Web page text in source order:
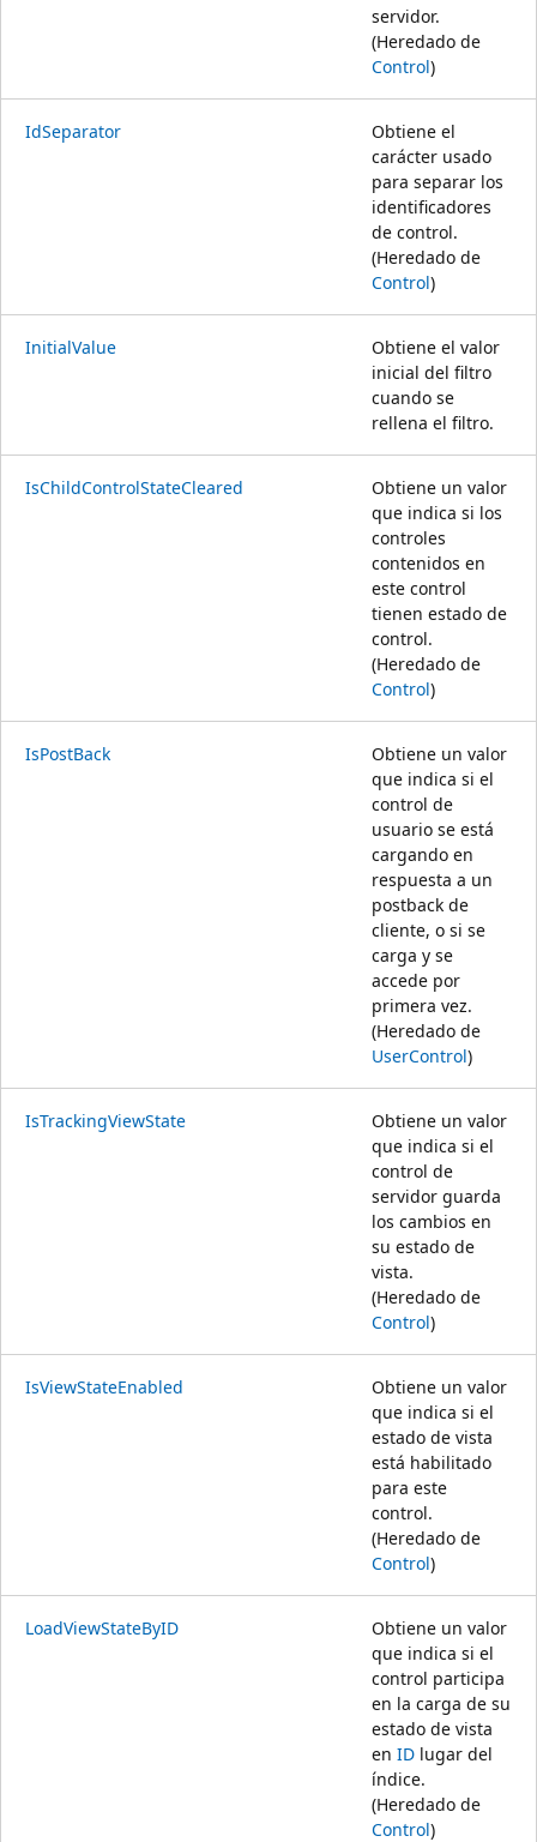
servidor.
(Heredado de
Control)
IdSeparator
Obtiene el
carácter usado
para separar los
identificadores
de control.
(Heredado de
Control)
InitialValue
Obtiene el valor
inicial del filtro
cuando se
rellena el filtro.
IsChildControlStateCleared
Obtiene un valor
que indica si los
controles
contenidos en
este control
tienen estado de
control.
(Heredado de
Control)
IsPostBack
Obtiene un valor
que indica si el
control de
usuario se está
cargando en
respuesta a un
postback de
cliente, o si se
carga y se
accede por
primera vez.
(Heredado de
UserControl)
IsTrackingViewState
Obtiene un valor
que indica si el
control de
servidor guarda
los cambios en
su estado de
vista.
(Heredado de
Control)
IsViewStateEnabled
Obtiene un valor
que indica si el
estado de vista
está habilitado
para este
control.
(Heredado de
Control)
LoadViewStateByID
Obtiene un valor
que indica si el
control participa
en la carga de su
estado de vista
en ID lugar del
índice.
(Heredado de
Control)